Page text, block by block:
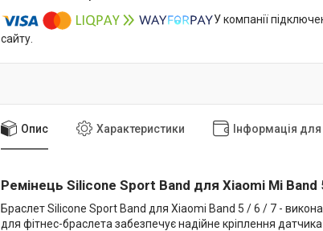
У компанії
сайту.
Опис Характеристики Інформація
Ремінець Silicone Sport Band для Xiaomi Mi Band
Браслет Silicone Sport Band для Xiaomi Band 5 / 6 / 7 -
для фітнес-браслета забезпечує надійне кріплення